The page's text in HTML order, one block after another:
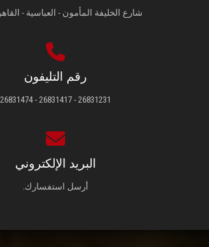
شارع الخليفة المأمون - العباسية -
رقم التليفون
26831231 - 26831417 - 26831474
البريد الإلكتروني
أرسل استفسارك.